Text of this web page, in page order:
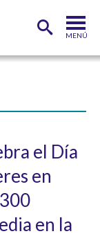
MENÚ
el Día
en
en la